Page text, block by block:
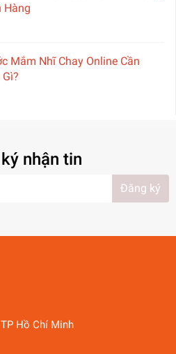
Hàng
Mắm Nhĩ Chay Online Cần
nhận tin
Đăng ký
Hồ Chí Minh